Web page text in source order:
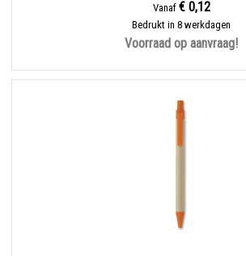
Vanaf € 0,12
Bedrukt in 8 werkdagen
Voorraad op aanvraag!